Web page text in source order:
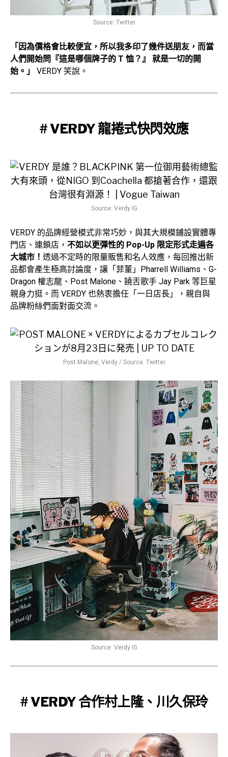
Source: Twitter
「因為價格會比較便宜，所以我多印了幾件送朋友，而當
人們開始問『這是哪個牌子的 T 恤？』 就是一切的開
始。」
VERDY 笑說。
# VERDY 龍捲式快閃效應
Source: Verdy IG
VERDY 的品牌經營模式非常巧妙，與其大規模鋪設實體專
門店、連鎖店， 不如以更彈性的 Pop-Up 限定形式走遍各
大城市！ 透過不定時的限量販售和名人效應，每回推出新
品都會產生極高討論度，讓「菲董」Pharrell Williams、G-
Dragon 權志龍、Post Malone、饒舌歌手 Jay Park 等巨星
親身力挺。而 VERDY 也熱衷擔任「一日店長」，親自與
品牌粉絲們面對面交流。
Post Malone, Verdy / Source: Twitter
Source: Verdy IG
# VERDY 合作村上隆、川久保玲